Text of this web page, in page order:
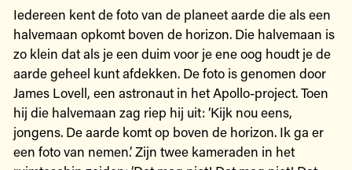
Iedereen kent de foto van de planeet aarde die als een
halvemaan opkomt boven de horizon. Die halvemaan is
zo klein dat als je een duim voor je ene oog houdt je de
aarde geheel kunt afdekken. De foto is genomen door
James Lovell, een astronaut in het Apollo-project. Toen
hij die halvemaan zag riep hij uit: ‘Kijk nou eens,
jongens. De aarde komt op boven de horizon. Ik ga er
een foto van nemen.’ Zijn twee kameraden in het